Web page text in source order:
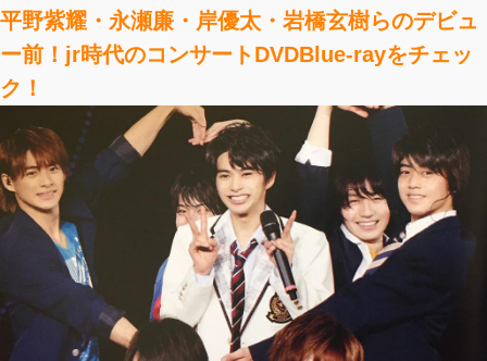
平野紫耀・永瀬廉・岸優太・岩橋玄樹らのデビュ
ー前！jr時代のコンサートDVDBlue-rayをチェッ
ク！